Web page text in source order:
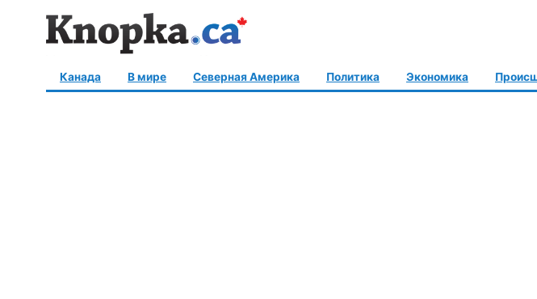
Канада В мире Северная Америка Политика Экономика